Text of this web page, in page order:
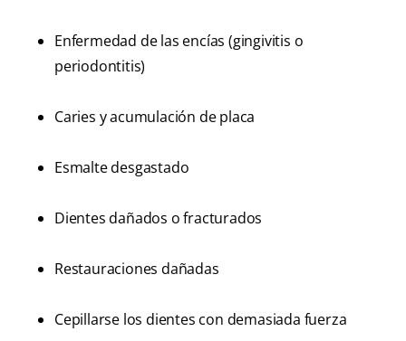
Enfermedad de las encías (gingivitis o
periodontitis)
Caries y acumulación de placa
Esmalte desgastado
Dientes dañados o fracturados
Restauraciones dañadas
Cepillarse los dientes con demasiada fuerza